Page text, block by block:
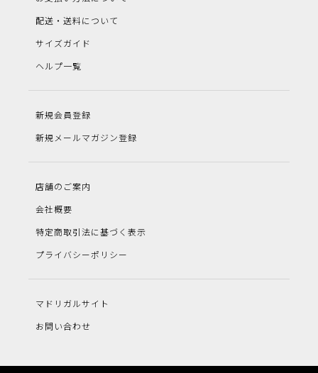
配送・送料について
サイズガイド
ヘルプ一覧
新規会員登録
新規メールマガジン登録
店舗のご案内
会社概要
特定商取引法に基づく表示
プライバシーポリシー
マドリガルサイト
お問い合わせ